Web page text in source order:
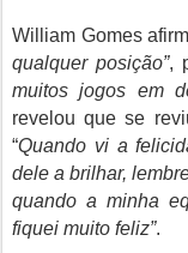
William Gomes
qualquer posição”,
muitos jogos em
revelou que se
“Quando vi a
dele a brilhar,
quando a minha
fiquei muito feliz”.